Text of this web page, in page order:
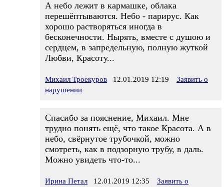
А небо лежит в кармашке, облака
перешёптываются. Небо - парирус. Как
хорошо растворяться иногда в
бесконечности. Нырять, вместе с душою и
сердцем, в запредельную, полную жуткой
Любви, Красоту...
Михаил Троекуров 12.01.2019 12:19
Заявить о
нарушении
Спасибо за пояснение, Михаил. Мне
трудно понять ещё, что такое Красота. А в
небо, свёрнутое трубочкой, можно
смотреть, как в подзорную трубу, в даль.
Можно увидеть что-то...
Ирина Петал 12.01.2019 12:35
Заявить о